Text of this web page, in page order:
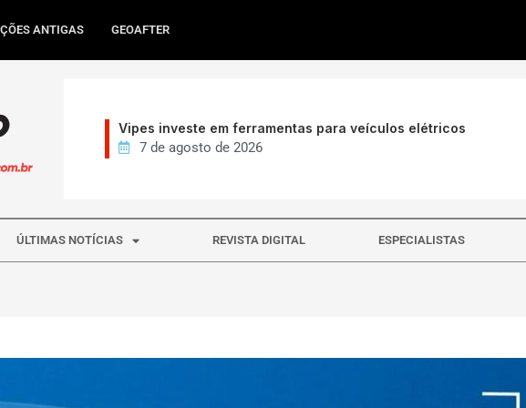
ANTIGAS GEOAFTER
Vipes investe em ferramentas para veículos elétricos
7 de agosto de 2026
ÚLTIMAS NOTÍCIAS REVISTA DIGITAL ESPECIALISTAS